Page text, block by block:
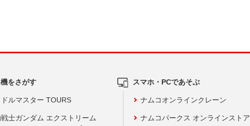
をさがす
ルマスター TOURS
士ガンダム エクストリーム
スマホ・PCであそぶ
ナムコオンラインクレーン
ナムコパークス オンラインストア